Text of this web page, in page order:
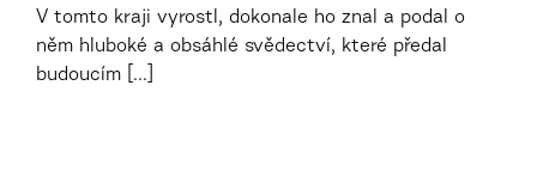
V tomto kraji vyrostl, dokonale ho znal a podal o
něm hluboké a obsáhlé svědectví, které předal
budoucím [...]